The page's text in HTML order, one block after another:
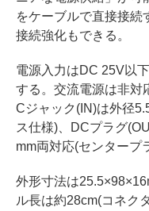
をケーブルで直接接続
接続強化もできる。
電源入力はDC 25V以
する。交流電源は非対
Cジャック(IN)は外径
ス仕様)、DCプラグ
mm両対応(センタープ
外形寸法は
ル長は約28cm(コネク